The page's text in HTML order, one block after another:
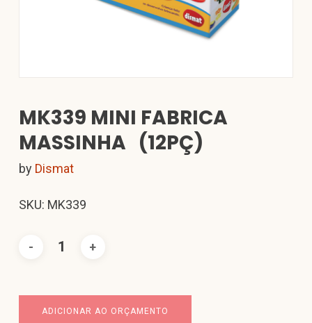
MK339 MINI FABRICA
MASSINHA (12PÇ)
by Dismat
SKU: MK339
ADICIONAR AO ORÇAMENTO